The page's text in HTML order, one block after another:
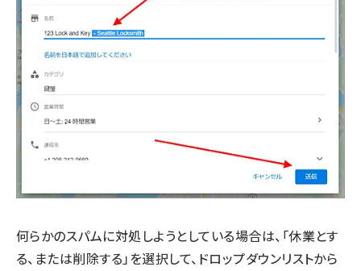
何らかのスパムに対処しようとしている場合は、「休業とす
る、または削除する」を選択して、ドロップダウンリストから